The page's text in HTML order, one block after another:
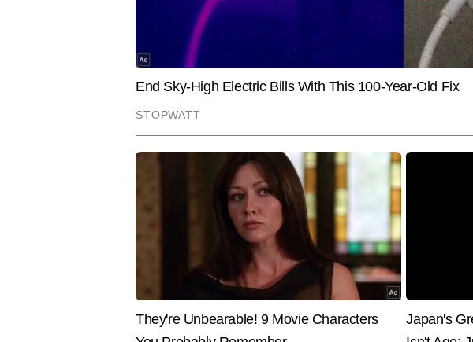
पंकज यादव
पंकज यादव टाइम्स नाउ नवभारत डिजिटल में वायरल और ट्रेंडिंग
वाले पंकज सोशल मीडिया ट्रेंड्स, ह्यूमन इंटरेस्ट और ऑफबीट न्यूज
अबतक आठ हजार से अधिक कंटेंट प्रकाशित कर चुके हैं।
End of Article